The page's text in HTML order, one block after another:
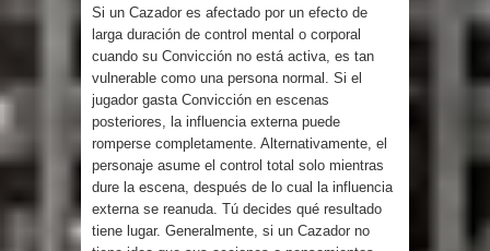
Si un Cazador es afectado por un efecto de
larga duración de control mental o corporal
cuando su Convicción no está activa, es tan
vulnerable como una persona normal. Si el
jugador gasta Convicción en escenas
posteriores, la influencia externa puede
romperse completamente. Alternativamente, el
personaje asume el control total solo mientras
dure la escena, después de lo cual la influencia
externa se reanuda. Tú decides qué resultado
tiene lugar. Generalmente, si un Cazador no